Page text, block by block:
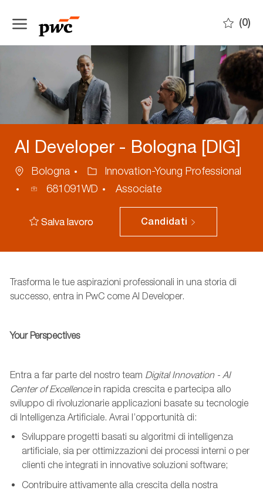
(0)
AI Developer - Bologna [DIG]
Ubicazione
Bologna Categoria
Innovation-Young Professional
ID
681091WD Associate
Salva lavoro Candidati
Trasforma le tue aspirazioni professionali in una storia di
successo, entra in PwC come AI Developer.
Your Perspectives
Entra a far parte del nostro team Digital Innovation - AI
Center of Excellencein rapida crescita e partecipa allo
sviluppo di rivoluzionarie applicazioni basate su tecnologie
di Intelligenza Artificiale. Avrai l’opportunità di:
Sviluppare progetti basati su algoritmi di intelligenza
artificiale, sia per ottimizzazioni dei processi interni o per
clienti che integrati in innovative soluzioni software;
Contribuire attivamente alla crescita della nostra